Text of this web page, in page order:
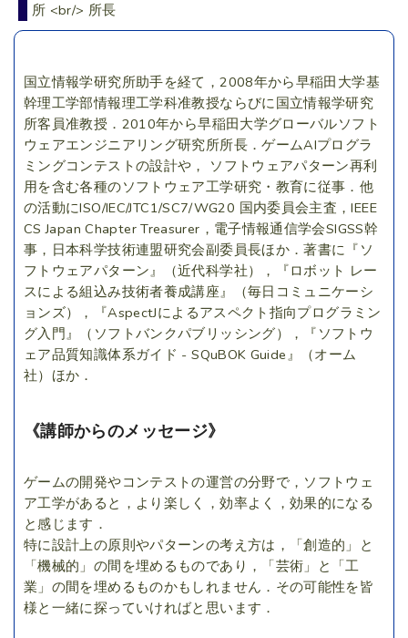
所 <br/> 所長
国立情報学研究所助手を経て，2008年から早稲田大学基
幹理工学部情報理工学科准教授ならびに国立情報学研究
所客員准教授．2010年から早稲田大学グローバルソフト
ウェアエンジニアリング研究所所長．ゲームAIプログラ
ミングコンテストの設計や， ソフトウェアパターン再利
用を含む各種のソフトウェア工学研究・教育に従事．他
の活動にISO/IEC/JTC1/SC7/WG20 国内委員会主査，IEEE
CS Japan Chapter Treasurer，電子情報通信学会SIGSS幹
事，日本科学技術連盟研究会副委員長ほか．著書に『ソ
フトウェアパターン』（近代科学社），『ロボット レー
スによる組込み技術者養成講座』（毎日コミュニケーシ
ョンズ），『AspectJによるアスペクト指向プログラミン
グ入門』（ソフトバンクパブリッシング），『ソフトウ
ェア品質知識体系ガイド - SQuBOK Guide』（オーム
社）ほか．
《講師からのメッセージ》
ゲームの開発やコンテストの運営の分野で，ソフトウェ
ア工学があると，より楽しく，効率よく，効果的になる
と感じます．
特に設計上の原則やパターンの考え方は，「創造的」と
「機械的」の間を埋めるものであり，「芸術」と「工
業」の間を埋めるものかもしれません．その可能性を皆
様と一緒に探っていければと思います．